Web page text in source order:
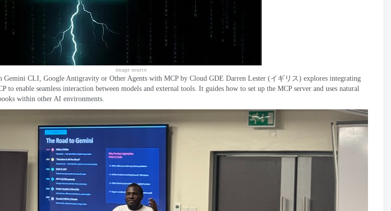
image source
Gemini CLI Google Antigravity or Other Agents with MCP by Cloud GDE Darren Lester (イギリス) explores integrating
enable seamless interaction between models and external tools It guides how to set up the MCP server and uses natural
within other AI environments